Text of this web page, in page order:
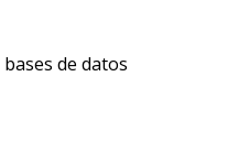
de datos